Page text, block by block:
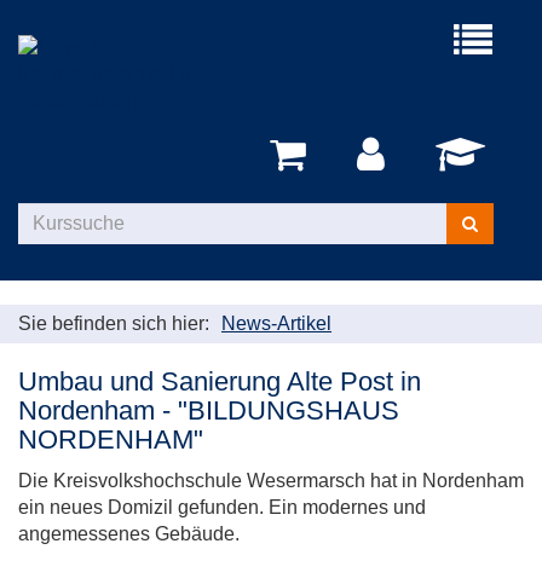
Menü
Kurse
suchen
Sie befinden sich hier: News-Artikel
Umbau und Sanierung Alte Post in
Nordenham - "BILDUNGSHAUS
NORDENHAM"
Die Kreisvolkshochschule Wesermarsch hat in Nordenham
ein neues Domizil gefunden. Ein modernes und
angemessenes Gebäude.